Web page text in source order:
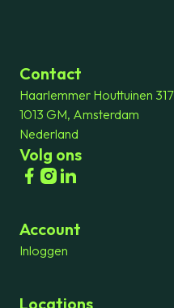
Contact
Haarlemmer Houttuinen 317
1013 GM, Amsterdam
Nederland
Volg ons
Account
Inloggen
Locations